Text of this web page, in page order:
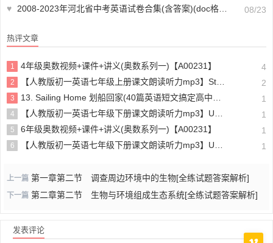
♥ 2008-2023年河北省中考英语试卷合集(含答案)(doc格式下载)【A01079】 08/23
热评文章
1 4年级奥数视频+课件+讲义(奥数系列一)【A00231】 4
2 【人教版初一英语七年级上册课文朗读听力mp3】Starter unit 1 Good morning! 2
3 13. Sailing Home 划船回家(40篇英语短文搞定高中高考3500个单词) 1
4 【人教版初一英语七年级下册课文朗读听力mp3】Unit 4 1
5 6年级奥数视频+课件+讲义(奥数系列一)【A00231】 1
6 【人教版初一英语七年级下册课文朗读听力mp3】Unit 6 1
上一篇 第一章第二节 调查周边环境中的生物[全练试题答案解析]
下一篇 第二章第二节 生物与环境组成生态系统[全练试题答案解析]
发表评论